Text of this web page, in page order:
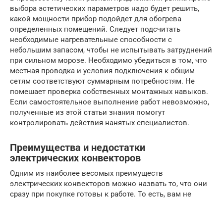
выбора эстетических параметров надо будет решить,
какой мощности прибор подойдет для обогрева
определенных помещений. Следует подсчитать
необходимые нагревательные способности с
небольшим запасом, чтобы не испытывать затруднений
при сильном морозе. Необходимо убедиться в том, что
местная проводка и условия подключения к общим
сетям соответствуют суммарным потребностям. Не
помешает проверка собственных монтажных навыков.
Если самостоятельное выполнение работ невозможно,
полученные из этой статьи знания помогут
контролировать действия нанятых специалистов.
Преимущества и недостатки
электрических конвекторов
Одним из наиболее весомых преимуществ
электрических конвекторов можно назвать то, что они
сразу при покупке готовы к работе. То есть, вам не